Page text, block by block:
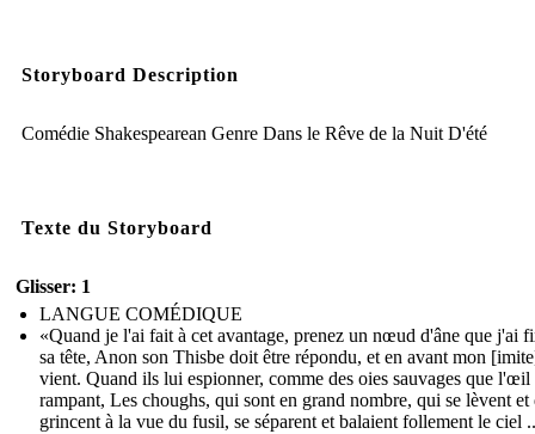
Storyboard Description
Comédie Shakespearean Genre Dans le Rêve de la Nuit D'été
Texte du Storyboard
Glisser: 1
LANGUE COMÉDIQUE
«Quand je l'ai fait à cet avantage, prenez un nœud d'âne que j'ai
sa tête, Anon son Thisbe doit être répondu, et en avant mon
vient. Quand ils lui espionner, comme des oies sauvages que l'œil
rampant, Les choughs, qui sont en grand nombre, qui se lèvent et
grincent à la vue du fusil, se séparent et balaient follement le ciel